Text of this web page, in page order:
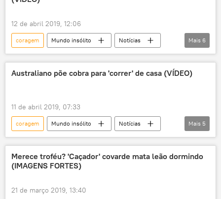
12 de abril 2019, 12:06
coragem Mundo insólito
Notícias
Sociedade
Indonésia
tratamento
cura
cobras píton
Mais 6
Australiano põe cobra para 'correr' de casa (VÍDEO)
11 de abril 2019, 07:33
coragem Mundo insólito
Notícias
Sociedade
Austrália
casa
cobras
réptil
Mais 5
Merece troféu? 'Caçador' covarde mata leão dormindo
(IMAGENS FORTES)
21 de março 2019, 13:40